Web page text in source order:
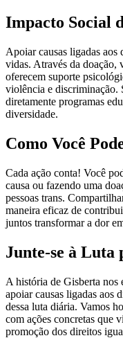
Impacto Social
Apoiar causas ligadas aos
vidas. Através da doação,
oferecem suporte
violência e discriminação.
diretamente programas
diversidade.
Como Você
Cada ação conta! Você
causa ou fazendo uma
pessoas trans.
maneira eficaz de
juntos transformar a dor
Junte-se à Luta
A história de Gisberta nos
apoiar causas ligadas aos
dessa luta diária. Vamos
com ações concretas que
promoção dos direitos